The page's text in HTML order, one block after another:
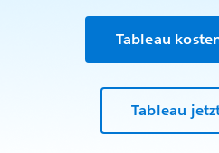
Tableau
Tableau